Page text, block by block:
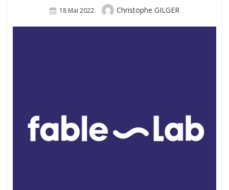
Posted
18 Mai 2022 Author
Christophe GILGER